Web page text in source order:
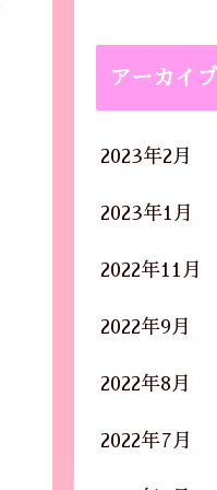
アーカイブ
2023年2月
2023年1月
2022年11月
2022年9月
2022年8月
2022年7月